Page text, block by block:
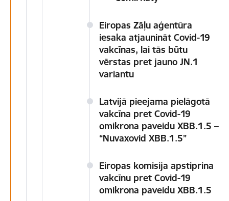
Eiropas Zāļu aģentūra
iesaka atjaunināt Covid-19
vakcīnas, lai tās būtu
vērstas pret jauno JN.1
variantu
Latvijā pieejama pielāgotā
vakcīna pret Covid-19
omikrona paveidu XBB.1.5 –
“Nuvaxovid XBB.1.5”
Eiropas komisija apstiprina
vakcīnu pret Covid-19
omikrona paveidu XBB.1.5